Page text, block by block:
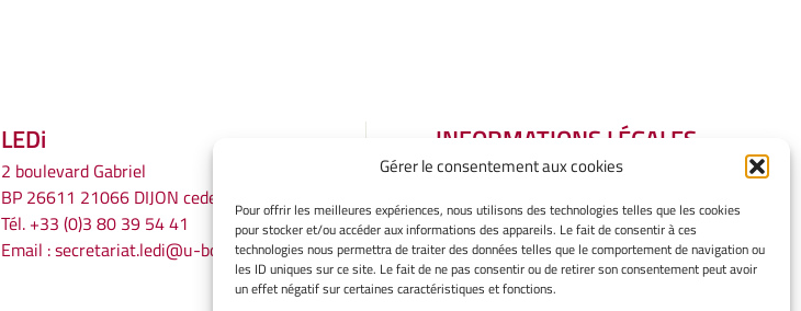
Gérer le consentement aux cookies
Pour offrir les meilleures expériences, nous utilisons des technologies telles que les cookies
pour stocker et/ou accéder aux informations des appareils. Le fait de consentir à ces
technologies nous permettra de traiter des données telles que le comportement de navigation ou
les ID uniques sur ce site. Le fait de ne pas consentir ou de retirer son consentement peut avoir
un effet négatif sur certaines caractéristiques et fonctions.
LEDi
2 boulevard Gabriel
BP 26611 21066 DIJON cedex
Tél. +33 (0)3 80 39 54 41
Email :secretariat.ledi@u-bourgogne.fr
INFORMATIONS LÉGALES
Mentions légales
Politique de cookies
Déclaration de confidentialité
Avertissement